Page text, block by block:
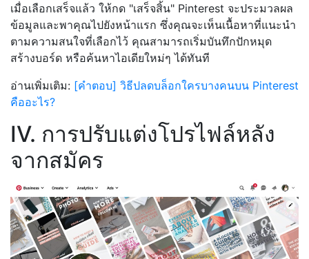
เมื่อเลือกเสร็จแล้ว ให้กด "เสร็จสิ้น" Pinterest จะประมวลผล
ข้อมูลและพาคุณไปยังหน้าแรก ซึ่งคุณจะเห็นเนื้อหาที่แนะนำ
ตามความสนใจที่เลือกไว้ คุณสามารถเริ่มบันทึกปักหมุด
สร้างบอร์ด หรือค้นหาไอเดียใหม่ๆ ได้ทันที
อ่านเพิ่มเติม: [คำตอบ] วิธีปลดบล็อกใครบางคนบน Pinterest
คืออะไร?
IV. การปรับแต่งโปรไฟล์หลัง
จากสมัคร